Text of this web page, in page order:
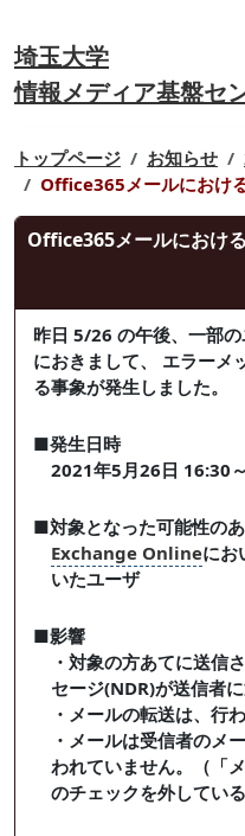
埼玉大学
情報メディア基盤セ
トップページ お知らせ
Office365メールにおけ
Office365メールにおけ
昨日 5/26 の午後、一部
におきまして、 エラーメ
る事象が発生しました。
■発生日時
2021年5月26日 16:30
■対象となった可能性の
Exchange Onlineにお
いたユーザ
■影響
・対象の方あてに送信
セージ(NDR)が送信者に
・メールの転送は、行
・メールは受信者のメ
われていません。（「
のチェックを外してい